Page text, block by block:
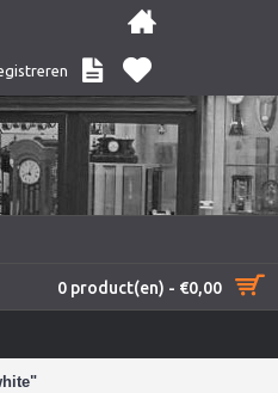
0 product(en) - €0,00